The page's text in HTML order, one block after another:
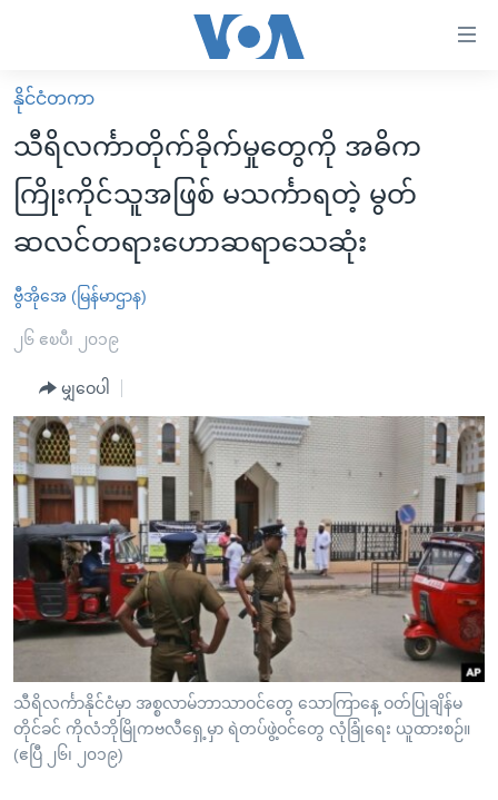
လွယ်ကူ
စေ
သည့်
Link
များ
ပင်မ
အကြောင်းအရာ
သို့
ကျော်
ကြည့်
ရန်
ပင်မ
အ
ညွန်း
စာမျက်နှာ
သို့
ကျော်
ရန်
ရှာဖွေ
ရန်
မူလစာမျက်နှာ
မြန်မာ
ကမ္ဘာ့သတင်းများ
နိုင်ငံတကာ
အစ္စရေး-ပါလက်စတိုင်း
ဗွီဒီယို
အင်္ဂလိပ်စာလေ့လာမယ်
အမေရိကန်သုံးအီဒီယံ
မကြေးမုံရဲ့ အင်္ဂလိပ်စာ
ရုပ်ရှင်ထဲက အင်္ဂလိပ်စာ
သုတပဒေသာ အင်္ဂလိပ်စာ
အပတ်စဉ်ကဏ္ဍများ
ရေဒီယို
တီဗွီ
ရေဒီယိုနှင့်ရုပ်သံ အချက်အလက်များ
ရေဒီယို/တီဗွီအစီအစဉ်
Learning English
ဗွီအိုအေ လူမှုကွန်ယက်များ
ဘာသာစကားများ
နိုင်ငံတကာ
သီရိလင်္ကာတိုက်ခိုက်မှုတွေကို အဓိက
ကြိုးကိုင်သူအဖြစ် မသင်္ကာရတဲ့ မွတ်
ဆလင်တရားဟောဆရာသေဆုံး
ဗွီအိုအေ (မြန်မာဌာန)
၂၆ ဧၿပီ၊ ၂၀၁၉
မျှဝေပါ
သီရိလင်္ကာနိုင်ငံမှာ အစ္စလာမ်ဘာသာဝင်တွေ သောကြာနေ့ ဝတ်ပြုချိန်မ
တိုင်ခင် ကိုလံဘိုမြိုကဗလီရှေ့မှာ ရဲတပ်ဖွဲ့ဝင်တွေ လုံခြုံရေး ယူထားစဉ်။
(ဧပြီ ၂၆၊ ၂၀၁၉)